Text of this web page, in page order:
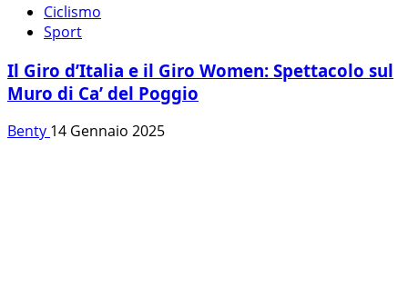
Ciclismo
Sport
Il Giro d’Italia e il Giro Women: Spettacolo sul
Muro di Ca’ del Poggio
Benty 14 Gennaio 2025